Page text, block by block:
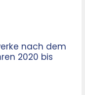
nach dem
2020 bis